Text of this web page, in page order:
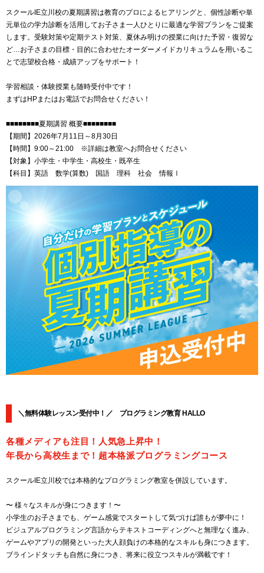
スクールIE立川校の夏期講習は教育のプロによるヒアリングと、個性診断や単
元単位の学力診断を活用してお子さま一人ひとりに最適な学習プランをご提案
します。受験対策や定期テスト対策、夏休み明けの授業に向けた予習・復習な
ど…お子さまの目標・目的に合わせたオーダーメイドカリキュラムを用いるこ
とで志望校合格・成績アップをサポート！
学習相談・体験授業も随時受付中です！
まずはHPまたはお電話でお問合せください！
■■■■■■■■夏期講習 概要■■■■■■■■
【期間】2026年7月11日～8月30日
【時間】9:00～21:00 ※詳細は教室へお問合せください
【対象】小学生・中学生・高校生・既卒生
【科目】英語 数学(算数) 国語 理科 社会 情報Ⅰ
＼無料体験レッスン受付中！／ プログラミング教育 HALLO
各種メディアも注目！人気急上昇中！
年長から高校生まで！超本格派プログラミングコース
スクールIE立川校では本格的なプログラミング教室を併設しています。
〜 様々なスキルが身につきます！〜
小学生のお子さまでも、ゲーム感覚でスタートして気づけば誰もが夢中に！
ビジュアルプログラミング言語からテキストコーディングへと無理なく進み、
ゲームやアプリの開発といった大人顔負けの本格的なスキルも身につきます。
ブラインドタッチも自然に身につき、将来に役立つスキルが満載です！